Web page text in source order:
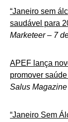
“Janeiro sem
saudável para
Marketeer – 7
APEF lança
promover
Salus
“Janeiro Sem